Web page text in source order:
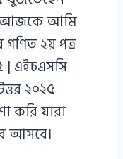
আজকে আমি
২য় পত্র
| এইচএসসি
২০২৫
করি যারা
আসবে।